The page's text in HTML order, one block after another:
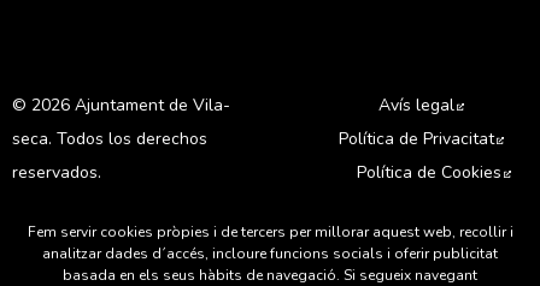
© 2026 Ajuntament de Vila-
seca. Todos los derechos
reservados.
Avís legal
Política de Privacitat
Política de Cookies
Fem servir cookies pròpies i de tercers per millorar aquest web, recollir i
analitzar dades d´accés, incloure funcions socials i oferir publicitat
basada en els seus hàbits de navegació. Si segueix navegant